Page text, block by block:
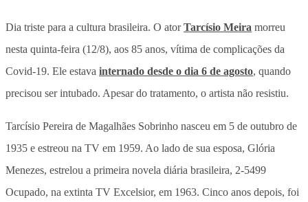
Dia triste para a cultura brasileira. O atorTarcísio Meira morreu
nesta quinta-feira (12/8), aos 85 anos, vítima de complicações da
Covid-19. Ele estava internado desde o dia 6 de agosto, quando
precisou ser intubado. Apesar do tratamento, o artista não resistiu.
Tarcísio Pereira de Magalhães Sobrinho nasceu em 5 de outubro de
1935 e estreou na TV em 1959. Ao lado de sua esposa, Glória
Menezes, estrelou a primeira novela diária brasileira, 2-5499
Ocupado, na extinta TV Excelsior, em 1963. Cinco anos depois, foi